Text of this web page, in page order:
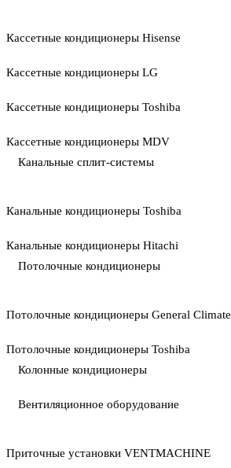
Кассетные кондиционеры Hisense
Кассетные кондиционеры LG
Кассетные кондиционеры Toshiba
Кассетные кондиционеры MDV
Канальные сплит-системы
Канальные кондиционеры Toshiba
Канальные кондиционеры Hitachi
Потолочные кондиционеры
Потолочные кондиционеры General Climate
Потолочные кондиционеры Toshiba
Колонные кондиционеры
Вентиляционное оборудование
Приточные установки VENTMACHINE